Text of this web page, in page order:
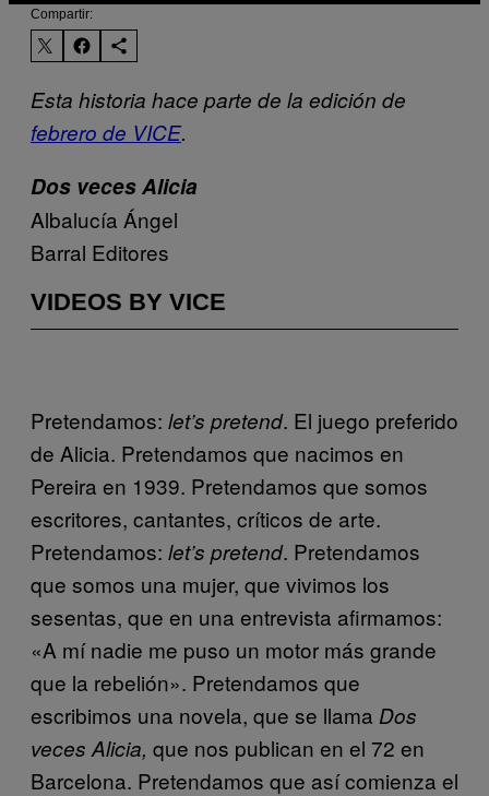
Compartir:
Esta historia hace parte de la edición de
febrero de VICE.
Dos veces Alicia
Albalucía Ángel
Barral Editores
VIDEOS BY VICE
Pretendamos: let’s pretend. El juego preferido
de Alicia. Pretendamos que nacimos en
Pereira en 1939. Pretendamos que somos
escritores, cantantes, críticos de arte.
Pretendamos: let’s pretend. Pretendamos
que somos una mujer, que vivimos los
sesentas, que en una entrevista afirmamos:
«A mí nadie me puso un motor más grande
que la rebelión». Pretendamos que
escribimos una novela, que se llama Dos
veces Alicia, que nos publican en el 72 en
Barcelona. Pretendamos que así comienza el